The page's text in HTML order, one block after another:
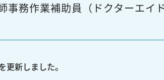
事務作業補助員（ドクターエ
更新しました。